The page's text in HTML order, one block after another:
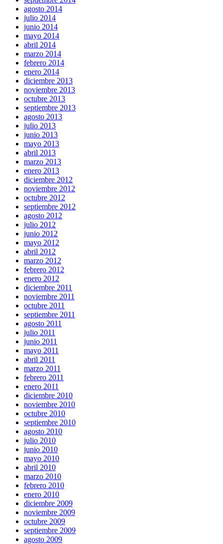
agosto 2014
julio 2014
junio 2014
mayo 2014
abril 2014
marzo 2014
febrero 2014
enero 2014
diciembre 2013
noviembre 2013
octubre 2013
septiembre 2013
agosto 2013
julio 2013
junio 2013
mayo 2013
abril 2013
marzo 2013
enero 2013
diciembre 2012
noviembre 2012
octubre 2012
septiembre 2012
agosto 2012
julio 2012
junio 2012
mayo 2012
abril 2012
marzo 2012
febrero 2012
enero 2012
diciembre 2011
noviembre 2011
octubre 2011
septiembre 2011
agosto 2011
julio 2011
junio 2011
mayo 2011
abril 2011
marzo 2011
febrero 2011
enero 2011
diciembre 2010
noviembre 2010
octubre 2010
septiembre 2010
agosto 2010
julio 2010
junio 2010
mayo 2010
abril 2010
marzo 2010
febrero 2010
enero 2010
diciembre 2009
noviembre 2009
octubre 2009
septiembre 2009
agosto 2009